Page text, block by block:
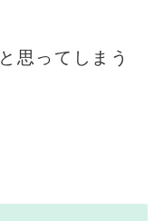
思ってしまう